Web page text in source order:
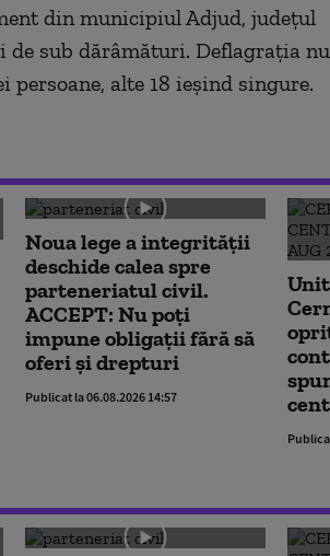
din municipiul Adjud, judeţul
de sub dărâmături. Deflagraţia
alte 18 ieşind singure.
Noua lege a integrității
deschide calea spre
parteneriatul civil.
ACCEPT: Nu poți
impune obligații fără să
oferi și drepturi
Publicat la 06.08.2026 14:57